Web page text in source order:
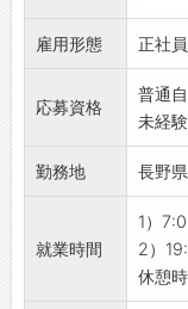
１．
２．
投入
３．
工
４．
程へ
ンテ
す。
＜②め
雇用形態 正社員
応募資格
普通
未経
勤務地 長野
就業時間
1）
2）
休憩